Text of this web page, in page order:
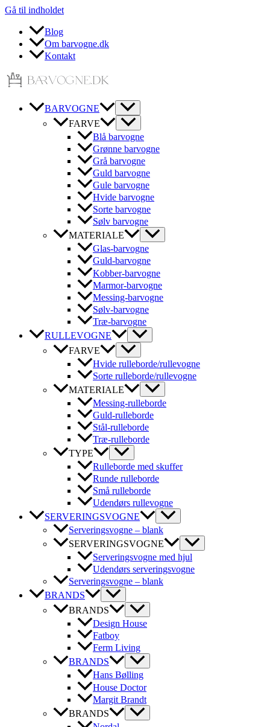
Gå til indholdet
Blog
Om barvogne.dk
Kontakt
BARVOGNE
FARVE
Blå barvogne
Grønne barvogne
Grå barvogne
Guld barvogne
Gule barvogne
Hvide barvogne
Sorte barvogne
Sølv barvogne
MATERIALE
Glas-barvogne
Guld-barvogne
Kobber-barvogne
Marmor-barvogne
Messing-barvogne
Sølv-barvogne
Træ-barvogne
RULLEVOGNE
FARVE
Hvide rulleborde/rullevogne
Sorte rulleborde/rullevogne
MATERIALE
Messing-rulleborde
Guld-rulleborde
Stål-rulleborde
Træ-rulleborde
TYPE
Rulleborde med skuffer
Runde rulleborde
Små rulleborde
Udendørs rullevogne
SERVERINGSVOGNE
Serveringsvogne – blank
SERVERINGSVOGNE
Serveringsvogne med hjul
Udendørs serveringsvogne
Serveringsvogne – blank
BRANDS
BRANDS
Design House
Fatboy
Ferm Living
BRANDS
Hans Bølling
House Doctor
Margit Brandt
BRANDS